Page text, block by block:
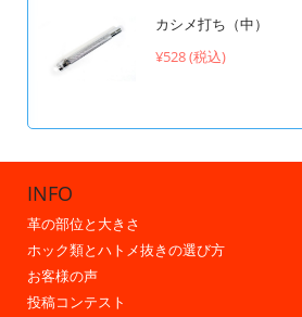
カシメ打ち（中）
¥528 (税込)
INFO
革の部位と大きさ
ホック類とハトメ抜きの選び方
お客様の声
投稿コンテスト